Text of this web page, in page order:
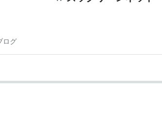
ログ